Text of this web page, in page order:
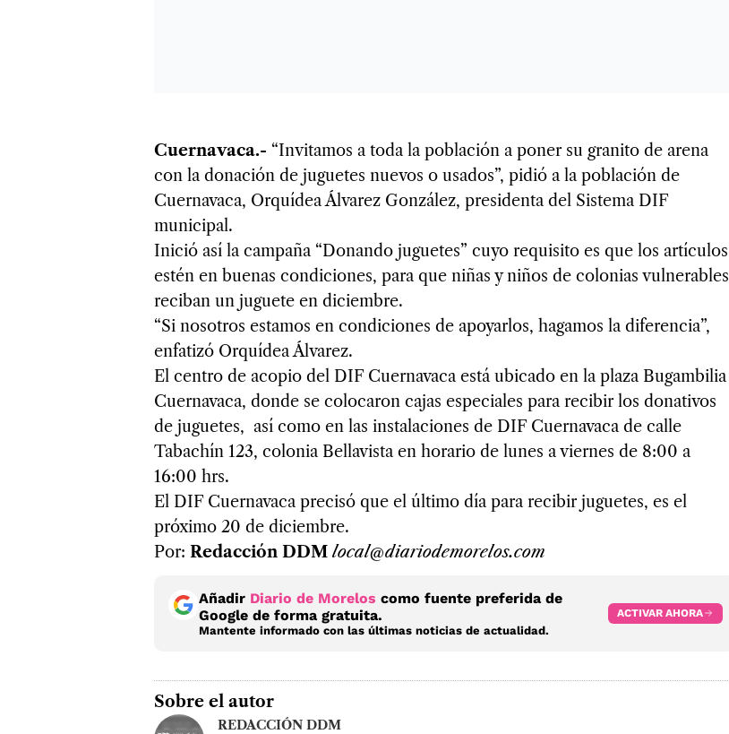
Cuernavaca.- “Invitamos a toda la población a poner su granito de arena
con la donación de juguetes nuevos o usados”, pidió a la población de
Cuernavaca, Orquídea Álvarez González, presidenta del Sistema DIF
municipal.
Inició así la campaña “Donando juguetes” cuyo requisito es que los artículos
estén en buenas condiciones, para que niñas y niños de colonias vulnerables
reciban un juguete en diciembre.
“Si nosotros estamos en condiciones de apoyarlos, hagamos la diferencia”,
enfatizó Orquídea Álvarez.
El centro de acopio del DIF Cuernavaca está ubicado en la plaza Bugambilia
Cuernavaca, donde se colocaron cajas especiales para recibir los donativos
de juguetes, así como en las instalaciones de DIF Cuernavaca de calle
Tabachín 123, colonia Bellavista en horario de lunes a viernes de 8:00 a
16:00 hrs.
El DIF Cuernavaca precisó que el último día para recibir juguetes, es el
próximo 20 de diciembre.
Por: Redacción DDM local@diariodemorelos.com
Añadir Diario de Morelos como fuente preferida de
Google de forma gratuita.
Mantente informado con las últimas noticias de actualidad.
ACTIVAR AHORA
Sobre el autor
REDACCIÓN DDM